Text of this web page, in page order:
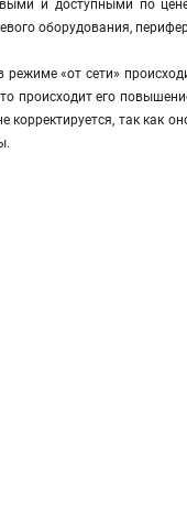
и доступными по
оборудования,
«от сети»
происходит его
так как